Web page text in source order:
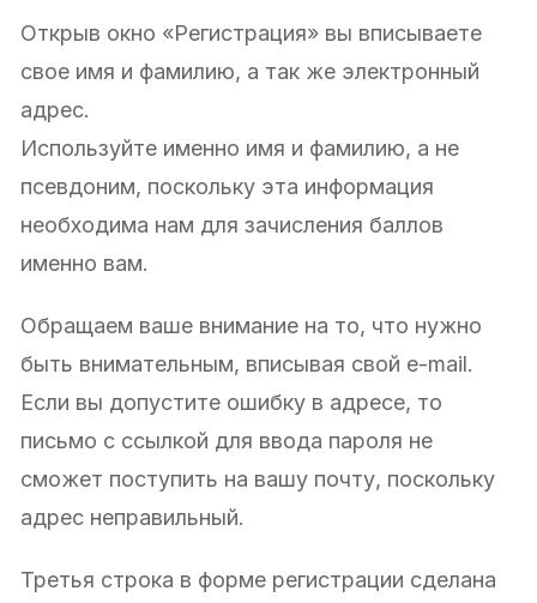
Открыв окно «Регистрация» вы вписываете
свое имя и фамилию, а так же электронный
адрес.
Используйте именно имя и фамилию, а не
псевдоним, поскольку эта информация
необходима нам для зачисления баллов
именно вам.
Обращаем ваше внимание на то, что нужно
быть внимательным, вписывая свой e-mail.
Если вы допустите ошибку в адресе, то
письмо с cсылкой для ввода пароля не
сможет поступить на вашу почту, поскольку
адрес неправильный.
Третья строка в форме регистрации сделана